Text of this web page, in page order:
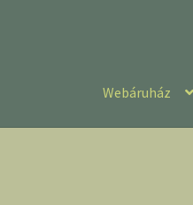
Webáruház